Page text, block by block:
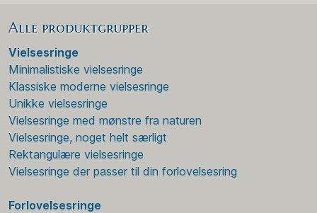
Alle produktgrupper
Vielsesringe
Minimalistiske vielsesringe
Klassiske moderne vielsesringe
Unikke vielsesringe
Vielsesringe med mønstre fra naturen
Vielsesringe, noget helt særligt
Rektangulære vielsesringe
Vielsesringe der passer til din forlovelsesring
Forlovelsesringe